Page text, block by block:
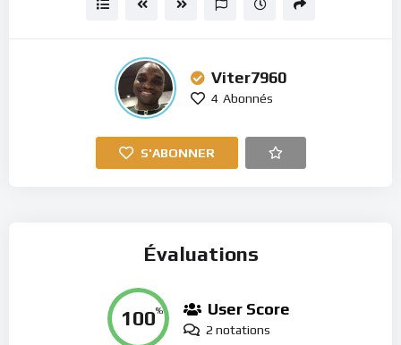
Viter7960
4 Abonnés
S'ABONNER
Évaluations
100% User Score
2 notations